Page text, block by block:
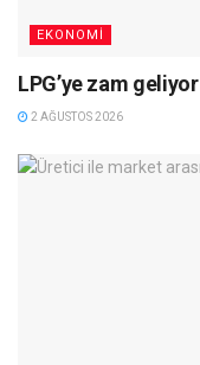
EKONOMI
LPG’ye zam geliyor
2 AĞUSTOS 2026